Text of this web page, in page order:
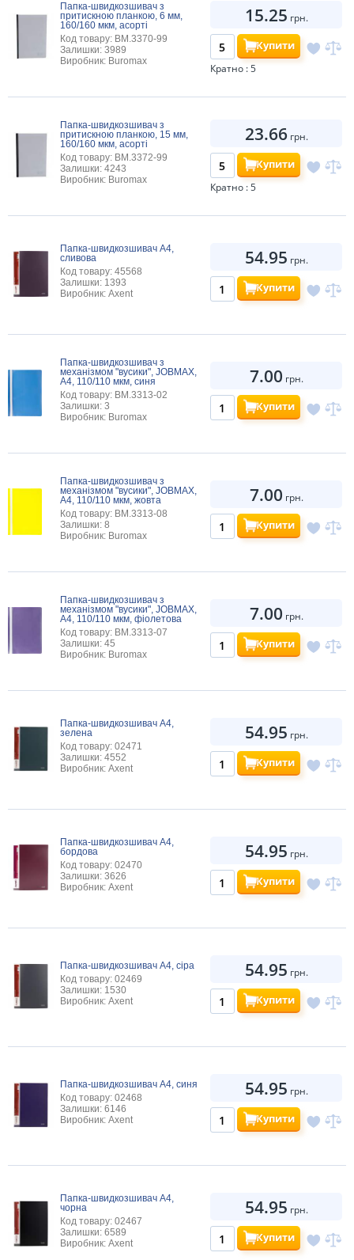
Папка-швидкозшивач з
притискною планкою, 6 мм,
160/160 мкм, асорті
Код товару: BM.3370-99
Залишки: 3989
Виробник: Buromax
15.25 грн.
Купити
Кратно : 5
Папка-швидкозшивач з
притискною планкою, 15 мм,
160/160 мкм, асорті
Код товару: BM.3372-99
Залишки: 4243
Виробник: Buromax
23.66грн.
Купити
Кратно : 5
Папка-швидкозшивач А4,
сливова
Код товару: 45568
Залишки: 1393
Виробник: Axent
54.95 грн.
Купити
Папка-швидкозшивач з
механізмом "вусики", JOBMAX,
А4, 110/110 мкм, синя
Код товару: BM.3313-02
Залишки: 3
Виробник: Buromax
7.00 грн.
Купити
Папка-швидкозшивач з
механізмом "вусики", JOBMAX,
А4, 110/110 мкм, жовта
Код товару: BM.3313-08
Залишки: 8
Виробник: Buromax
7.00 грн.
Купити
Папка-швидкозшивач з
механізмом "вусики", JOBMAX,
А4, 110/110 мкм, фіолетова
Код товару: BM.3313-07
Залишки: 45
Виробник: Buromax
7.00 грн.
Купити
Папка-швидкозшивач А4,
зелена
Код товару: 02471
Залишки: 4552
Виробник: Axent
54.95 грн.
Купити
Папка-швидкозшивач А4,
бордова
Код товару: 02470
Залишки: 3626
Виробник: Axent
54.95 грн.
Купити
Папка-швидкозшивач А4, сіра
Код товару: 02469
Залишки: 1530
Виробник: Axent
54.95 грн.
Купити
Папка-швидкозшивач А4, синя
Код товару: 02468
Залишки: 6146
Виробник: Axent
54.95 грн.
Купити
Папка-швидкозшивач А4,
чорна
Код товару: 02467
Залишки: 6589
Виробник: Axent
54.95 грн.
Купити